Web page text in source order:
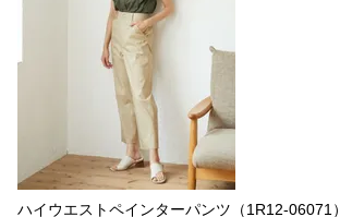
ハイウエストペインターパンツ（1R12-06071）